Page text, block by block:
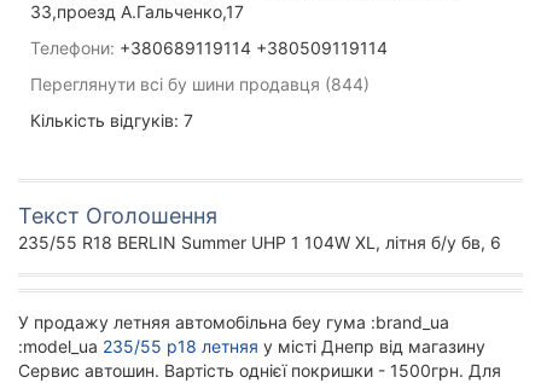
33,проезд А.Гальченко,17
Телефони: +380689119114 +380509119114
Переглянути всі бу шини продавця (844)
Кількість відгуків: 7
Текст Оголошення
235/55 R18 BERLIN Summer UHP 1 104W XL, літня б/у бв, 6
У продажу летняя автомобільна беу гума :brand_ua
:model_ua 235/55 р18 летняя у місті Днепр від магазину
Сервис автошин. Вартість однієї покришки - 1500грн. Для